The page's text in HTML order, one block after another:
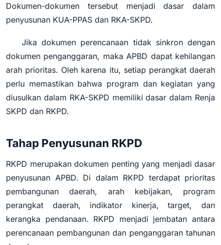
Dokumen-dokumen tersebut menjadi dasar dalam
penyusunan KUA-PPAS dan RKA-SKPD.
Jika dokumen perencanaan tidak sinkron dengan
dokumen penganggaran, maka APBD dapat kehilangan
arah prioritas. Oleh karena itu, setiap perangkat daerah
perlu memastikan bahwa program dan kegiatan yang
diusulkan dalam RKA-SKPD memiliki dasar dalam Renja
SKPD dan RKPD.
Tahap Penyusunan RKPD
RKPD merupakan dokumen penting yang menjadi dasar
penyusunan APBD. Di dalam RKPD terdapat prioritas
pembangunan daerah, arah kebijakan, program
perangkat daerah, indikator kinerja, target, dan
kerangka pendanaan. RKPD menjadi jembatan antara
perencanaan pembangunan dan penganggaran tahunan